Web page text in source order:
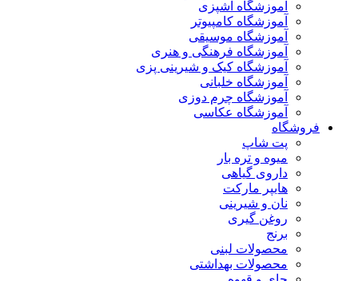
آموزشگاه آشپزی
آموزشگاه کامپیوتر
آموزشگاه موسیقی
آموزشگاه فرهنگی و هنری
آموزشگاه کیک و شیرینی پزی
آموزشگاه خلبانی
آموزشگاه چرم دوزی
آموزشگاه عکاسی
فروشگاه
پت شاپ
میوه و تره بار
داروی گیاهی
هایپر مارکت
نان و شیرینی
روغن گیری
برنج
محصولات لبنی
محصولات بهداشتی